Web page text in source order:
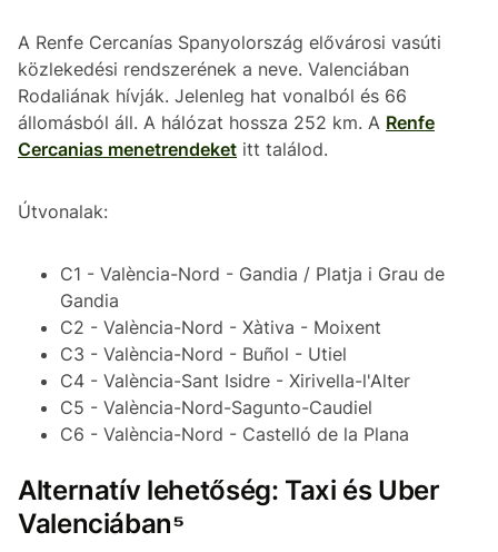
A Renfe Cercanías Spanyolország elővárosi vasúti
közlekedési rendszerének a neve. Valenciában
Rodaliának hívják. Jelenleg hat vonalból és 66
állomásból áll. A hálózat hossza 252 km. A Renfe
Cercanias menetrendeket itt találod.
Útvonalak:
C1 - València-Nord - Gandia / Platja i Grau de
Gandia
C2 - València-Nord - Xàtiva - Moixent
C3 - València-Nord - Buñol - Utiel
C4 - València-Sant Isidre - Xirivella-l'Alter
C5 - València-Nord-Sagunto-Caudiel
C6 - València-Nord - Castelló de la Plana
Alternatív lehetőség: Taxi és Uber
Valenciában⁵